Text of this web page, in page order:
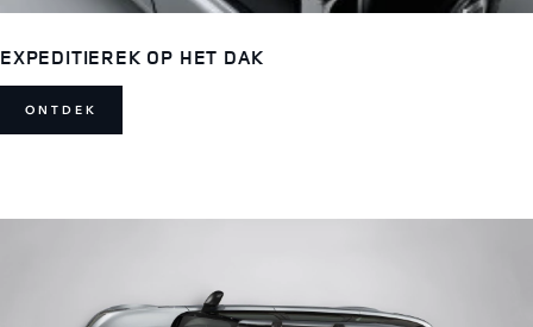
EXPEDITIEREK OP HET DAK
ONTDEK